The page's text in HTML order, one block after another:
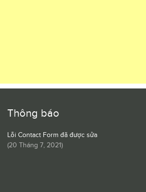
Thông báo
Lỗi Contact Form đã được sửa
(20 Tháng 7, 2021)